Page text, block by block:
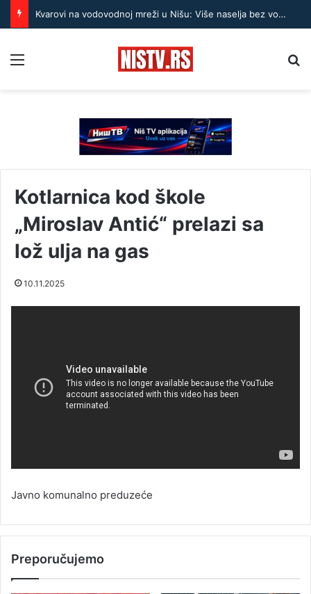
Kvarovi na vodovodnoj mreži u Nišu: Više naselja bez vode do 15 časova
Kotlarnica kod škole
„Miroslav Antić“ prelazi sa
lož ulja na gas
10.11.2025
Javno komunalno preduzeće
Preporučujemo